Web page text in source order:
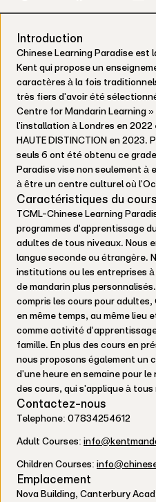
Introduction
Chinese Learning Paradise est
Kent qui propose un
caractères à la fois
très fiers d'avoir été
Centre for Mandarin Learning »
l'installation à Londres en
HAUTE DISTINCTION en 2023.
seuls 6 ont été obtenu ce
Paradise vise non seulement à
à être un centre culturel où
Caractéristiques du cours
TCML-Chinese Learning
programmes d'apprentissage
adultes de tous niveaux. Nous
langue seconde ou étrangère.
institutions ou les entreprises
de mandarin plus
compris les cours pour
en même temps, au même lieu
comme activité
famille. En plus des cours en
nous proposons également un
d'une heure en semaine pour
des cours, qui s'applique à
Contactez-nous
Telephone: 07834254612
Adult Courses:
Children Courses:
Emplacement
Nova Building, Canterbury